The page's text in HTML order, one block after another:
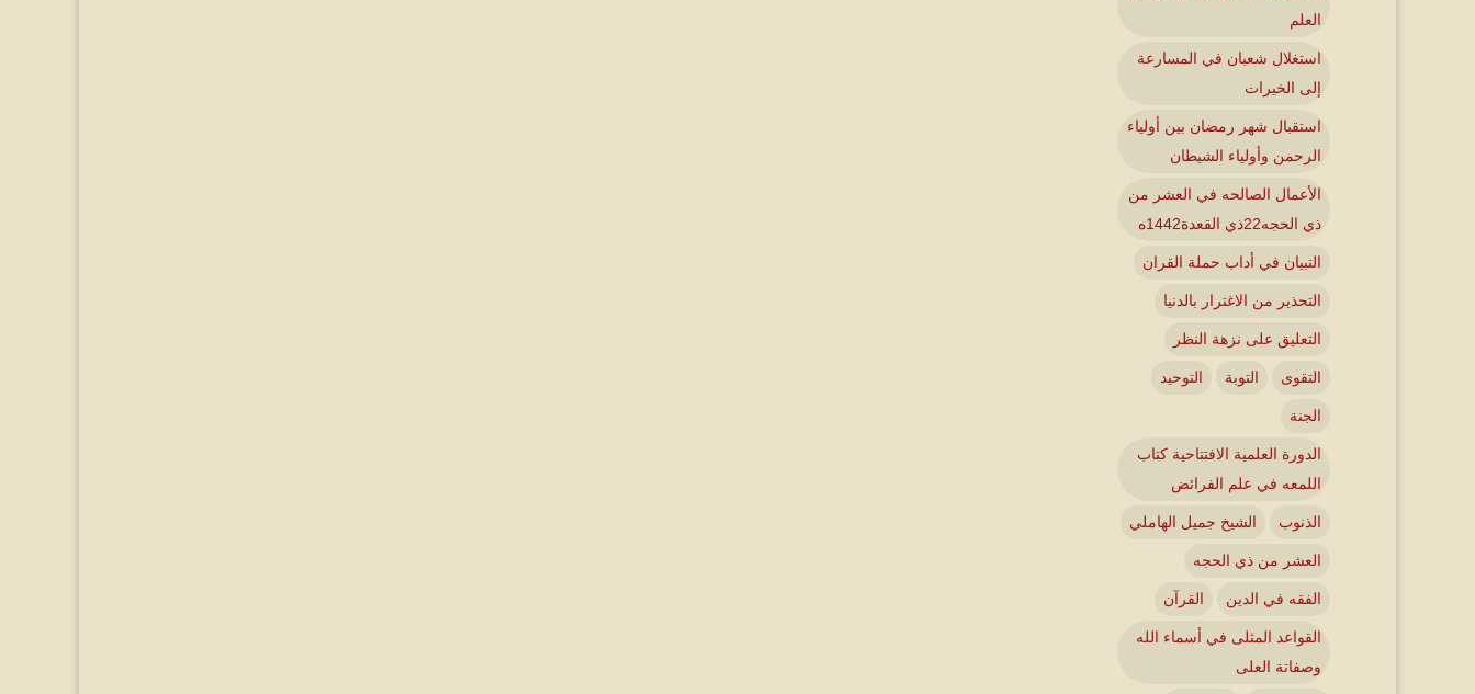
العلم
استغلال شعبان في المسارعة
إلى الخيرات
استقبال شهر رمضان بين أولياء
الرحمن وأولياء الشيطان
الأعمال الصالحه في العشر من
ذي الحجه22ذي القعدة1442ه
التبيان في أداب حملة القران
التحذير من الاغترار بالدنيا
التعليق على نزهة النظر
التقوى التوبة التوحيد
الجنة
الدورة العلمية الافتتاحية كتاب
اللمعه في علم الفرائض
الذنوب الشيخ جميل الهاملي
العشر من ذي الحجه
الفقه في الدين القرآن
القواعد المثلى في أسماء الله
وصفاتة العلى